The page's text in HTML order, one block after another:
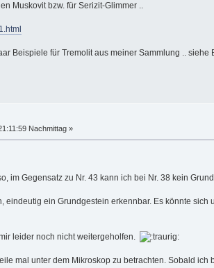
Muskovit bzw. für Serizit-Glimmer ..
Beispiele für Tremolit aus meiner Sammlung .. siehe
Nachmittag »
im Gegensatz zu Nr. 43 kann ich bei Nr. 38 kein
eindeutig ein Grundgestein erkennbar. Es könnte
leider noch nicht weitergeholfen.
mal unter dem Mikroskop zu betrachten. Sobald